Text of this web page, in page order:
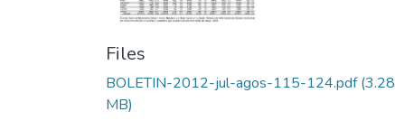
Files
BOLETIN-2012-jul-agos-115-124.pdf(3.28
MB)